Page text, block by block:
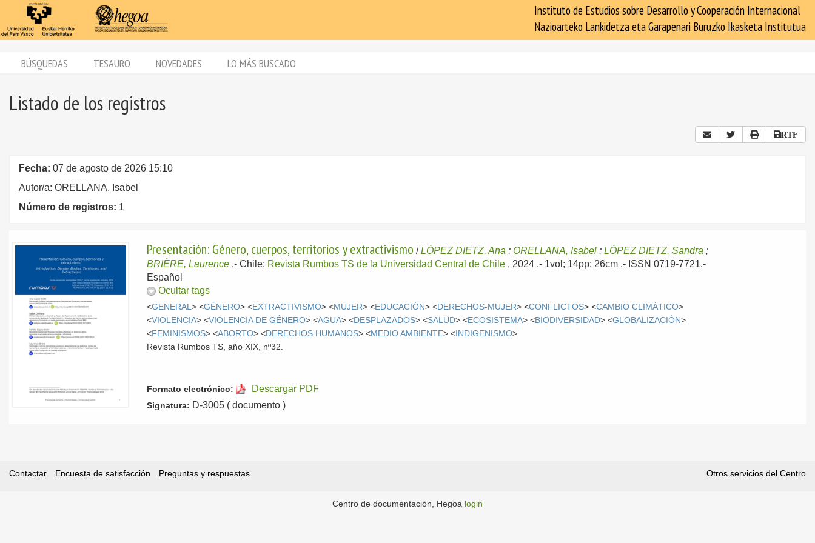
Instituto de Estudios sobre Desarrollo y Cooperación Internacional
Nazioarteko Lankidetza eta Garapenari Buruzko Ikasketa Institutua
BÚSQUEDAS TESAURO NOVEDADES LO MÁS BUSCADO
Listado de los registros
RTF
Fecha: 07 de agosto de 2026 15:10
Autor/a: ORELLANA, Isabel
Número de registros: 1
Presentación: Género, cuerpos, territorios y extractivismo /LÓPEZ DIETZ, Ana ; ORELLANA, Isabel ;LÓPEZ DIETZ, Sandra ;
BRIÈRE, Laurence .-Chile: Revista Rumbos TS de la Universidad Central de Chile , 2024 .- 1vol; 14pp; 26cm .- ISSN 0719-7721.-
Español
Ocultar tags
<GENERAL> <GÉNERO> <EXTRACTIVISMO> <MUJER> <EDUCACIÓN> <DERECHOS-MUJER> <CONFLICTOS> <CAMBIO CLIMÁTICO>
<VIOLENCIA> <VIOLENCIA DE GÉNERO> <AGUA> <DESPLAZADOS> <SALUD> <ECOSISTEMA> <BIODIVERSIDAD> <GLOBALIZACIÓN>
<FEMINISMOS> <ABORTO> <DERECHOS HUMANOS> <MEDIO AMBIENTE> <INDIGENISMO>
Revista Rumbos TS, año XIX, nº32.
Formato electrónico: Descargar PDF
Signatura: D-3005 ( documento )
Contactar Encuesta de satisfacción Preguntas y respuestas Otros servicios del Centro
Centro de documentación, Hegoa login